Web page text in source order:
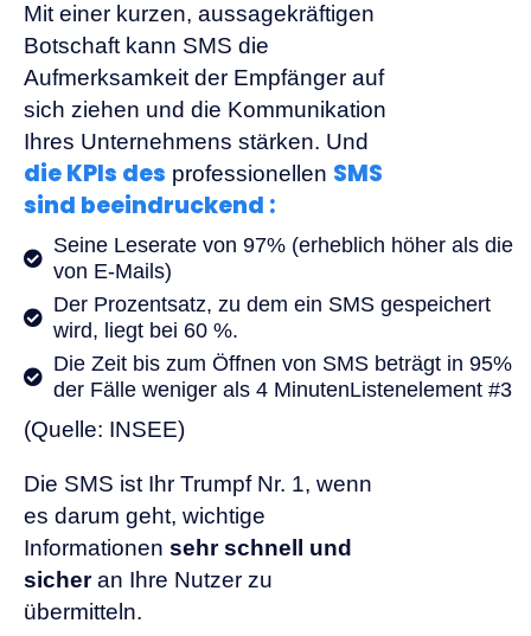
Mit einer kurzen, aussagekräftigen
Botschaft kann SMS die
Aufmerksamkeit der Empfänger auf
sich ziehen und die Kommunikation
Ihres Unternehmens stärken. Und
die KPIs des professionellen SMS
sind beeindruckend :
Seine Leserate von 97% (erheblich höher als die
von E-Mails)
Der Prozentsatz, zu dem ein SMS gespeichert
wird, liegt bei 60 %.
Die Zeit bis zum Öffnen von SMS beträgt in 95%
der Fälle weniger als 4 MinutenListenelement #3
(Quelle: INSEE)
Die SMS ist Ihr Trumpf Nr. 1, wenn
es darum geht, wichtige
Informationen sehr schnell und
sicheran Ihre Nutzer zu
übermitteln.